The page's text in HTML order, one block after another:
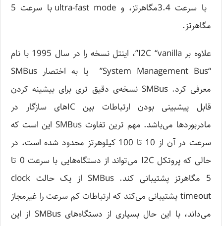
با سرعت 3.4مگاهرتز، و ultra-fast mode با سرعت 5
مگاهرتز.
علاوه بر I2C “vanilla”، اینتل نسخه را در سال 1995 با نام
“System Management Bus” یا به اختصار SMBus
معرفی کرد. SMBus نسخه‌ی دقیق تری برای بیشینه کردن
قابل پیشبینی بودن ارتباطات بین ICهای سازگار در
مادربوردها می‌باشد. مهم ترین تفاوت SMBus این است که
سرعت در آن از 10 تا 100 کیلوهرتز محدود شده است، در
حالی که پروتکل I2C می‌تواند از دستگاه‌هایی با سرعت 0 تا
5 مگاهرتز پشتیبانی کند. SMBus از یک حالت clock
timeout پشتیبانی می‌کند که ارتباطات کم سرعت را غیرمجاز
می‌داند، با این حال بسیاری از دستگاه‌های SMBus از این